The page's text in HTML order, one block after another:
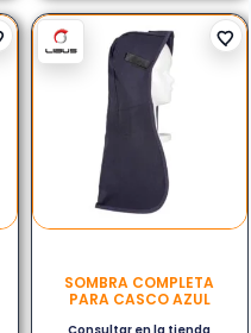
SOMBRA COMPLETA
PARA CASCO AZUL
Consultar en la tienda